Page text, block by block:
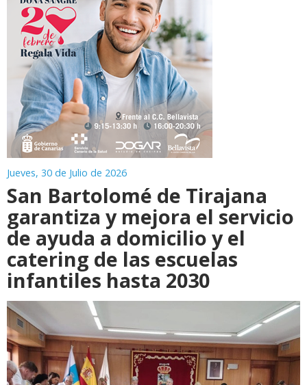
Jueves, 30 de Julio de 2026
San Bartolomé de Tirajana
garantiza y mejora el servicio
de ayuda a domicilio y el
catering de las escuelas
infantiles hasta 2030